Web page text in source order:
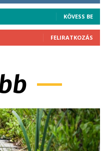
KÖVESS BE
FELIRATKOZÁS